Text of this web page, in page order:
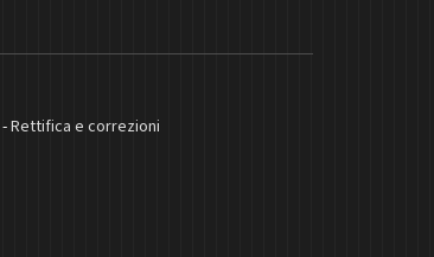
-Rettifica e correzioni